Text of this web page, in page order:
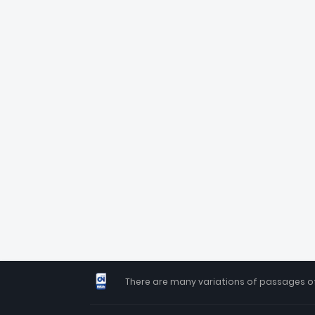
There are many variations of passages